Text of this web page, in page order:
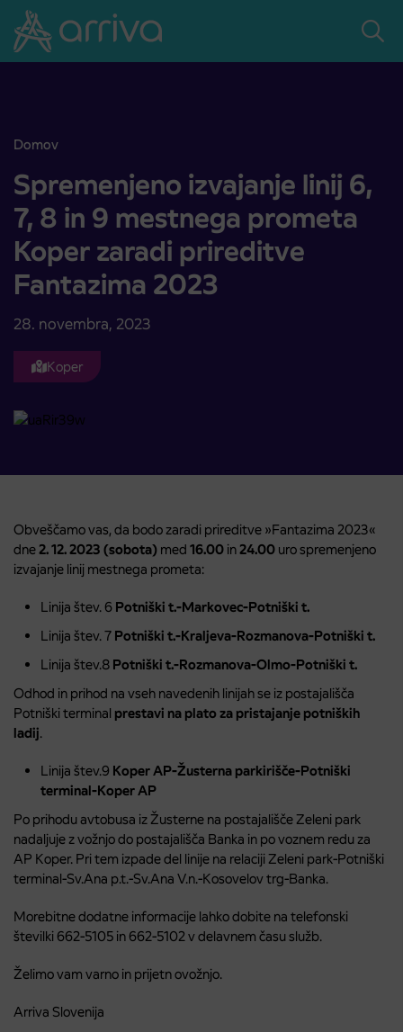
Skoči na vsebino
Domov
Spremenjeno izvajanje linij 6, 7, 8 in 9 mestnega prometa Koper
Spremenjeno izvajanje linij 6,
7, 8 in 9 mestnega prometa
Koper zaradi prireditve
Fantazima 2023
28. novembra, 2023
Koper
Obveščamo vas, da bodo zaradi prireditve »Fantazima 2023«
dne2. 12. 2023 (sobota) med 16.00 in24.00 uro spremenjeno
izvajanje linij mestnega prometa:
Linija štev. 6 Potniški t.-Markovec-Potniški t.
Linija štev. 7 Potniški t.-Kraljeva-Rozmanova-Potniški t.
Linija štev.8 Potniški t.-Rozmanova-Olmo-Potniški t.
Odhod in prihod na vseh navedenih linijah se iz postajališča
Potniški terminal prestavi na plato za pristajanje potniških
ladij.
Linija štev.9 Koper AP-Žusterna parkirišče-Potniški
terminal-Koper AP
Po prihodu avtobusa iz Žusterne na postajališče Zeleni park
nadaljuje z vožnjo do postajališča Banka in po voznem redu za
AP Koper. Pri tem izpade del linije na relaciji Zeleni park-Potniški
terminal-Sv.Ana p.t.-Sv.Ana V.n.-Kosovelov trg-Banka.
Morebitne dodatne informacije lahko dobite na telefonski
številki 662-5105 in 662-5102 v delavnem času služb.
Želimo vam varno in prijetn ovožnjo.
Arriva Slovenija